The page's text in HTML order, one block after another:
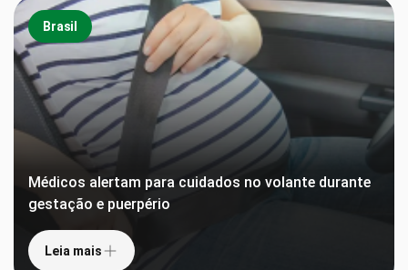
Brasil
Médicos alertam para cuidados no volante durante
gestação e puerpério
Leia mais